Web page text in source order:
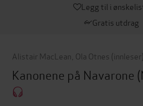
Legg til i
Gratis utdrag
Alistair MacLean Ola Otnes (innleser)
Kanonene på Navarone